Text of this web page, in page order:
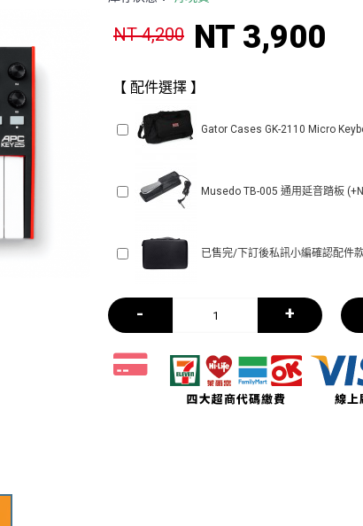
NT 4,200 NT 3,900
【 配件選擇 】
Gator Cases GK-2110 Micro
Musedo TB-005 通用延音踏板
已售完/下訂後私訊小編確認配件
- +